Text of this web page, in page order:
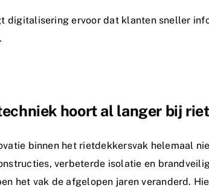
digitalisering ervoor dat klanten sneller
hoort al langer bij
binnen het rietdekkersvak helemaal
verbeterde isolatie en
het vak de afgelopen jaren veranderd.